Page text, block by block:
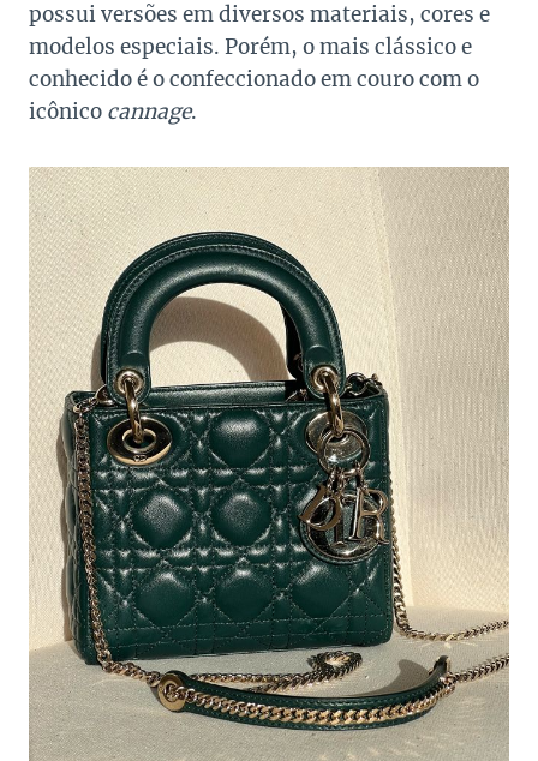
possui versões em diversos materiais, cores e
modelos especiais. Porém, o mais clássico e
conhecido é o confeccionado em couro com o
icônico cannage.